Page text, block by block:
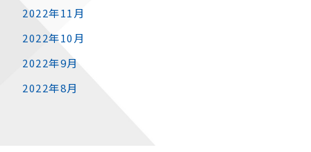
2022年11月
2022年10月
2022年9月
2022年8月